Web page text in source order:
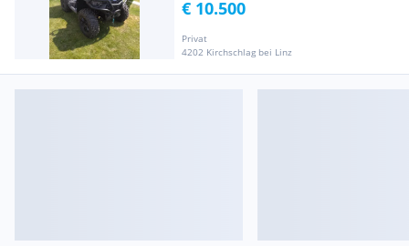
Privat
4202 Kirchschlag bei Linz
€ 10.500